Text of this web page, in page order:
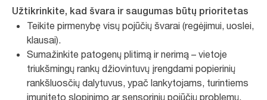
Užtikrinkite, kad švara ir saugumas būtų prioritetas
Teikite pirmenybę visų pojūčių švarai (regėjimui, uoslei,
klausai).
Sumažinkite patogenų plitimą ir nerimą – vietoje
triukšmingų rankų džiovintuvų įrengdami popierinių
rankšluosčių dalytuvus, ypač lankytojams, turintiems
imuniteto slopinimo ar sensorinių pojūčių problemų.